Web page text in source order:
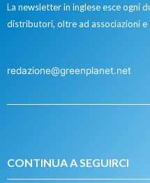
La newsletter in inglese esce ogni
distributori, oltre ad associazioni e
redazione@greenplanet.net
CONTINUA A SEGUIRCI